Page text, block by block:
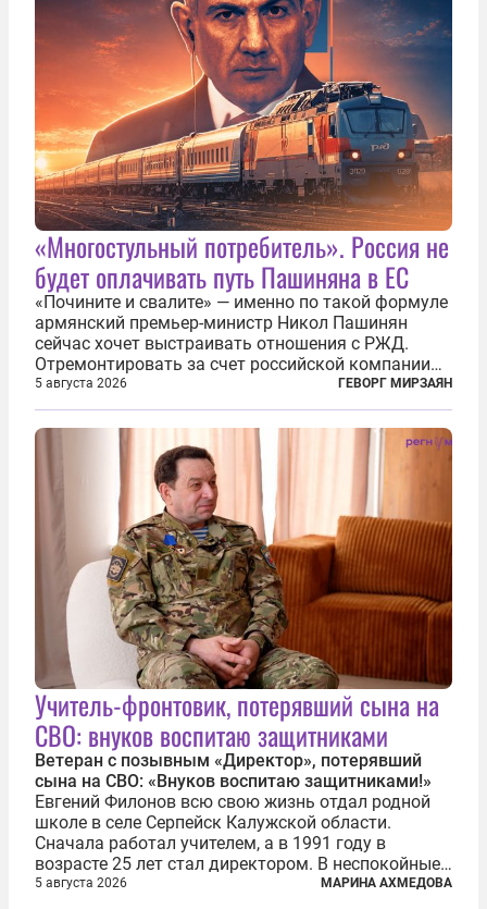
«Многостульный потребитель». Россия не
будет оплачивать путь Пашиняна в ЕС
«Почините и свалите» — именно по такой формуле
армянский премьер-министр Никол Пашинян
сейчас хочет выстраивать отношения с РЖД.
Отремонтировать за счет российской компании
железнодорожную инфраструктуру в районе
прохождения TRIPP (коридора, который должен
связать Азербайджан и Турцию через...
5 августа 2026 ГЕВОРГ МИРЗАЯН
Учитель-фронтовик, потерявший сына на
СВО: внуков воспитаю защитниками
Ветеран с позывным «Директор», потерявший
сына на СВО: «Внуков воспитаю защитниками!»
Евгений Филонов всю свою жизнь отдал родной
школе в селе Серпейск Калужской области.
Сначала работал учителем, а в 1991 году в
возрасте 25 лет стал директором. В неспокойные
90-е он сумел спасти школу от закрытия и со
5 августа 2026 МАРИНА АХМЕДОВА